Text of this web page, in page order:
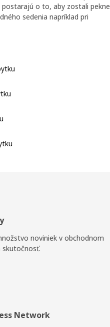
o to, aby zostali pekne
sedenia napríklad pri
noviniek v obchodnom
skutočnosť.
Network